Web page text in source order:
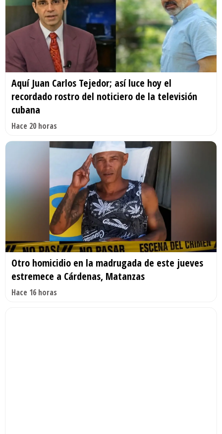
Aquí Juan Carlos Tejedor; así luce hoy el
recordado rostro del noticiero de la televisión
cubana
Hace 20 horas
Otro homicidio en la madrugada de este jueves
estremece a Cárdenas, Matanzas
Hace 16 horas